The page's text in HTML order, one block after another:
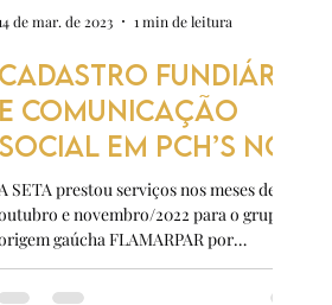
CADASTRO FUNDIÁRIO
E COMUNICAÇÃO
SOCIAL EM PCH’S NO
MS
A SETA prestou serviços nos meses de
e novembro/2022 para o grupo de
gaúcha FLAMARPAR por
da empresa INNERGY...
de mar. de 2023 1 min de leitura